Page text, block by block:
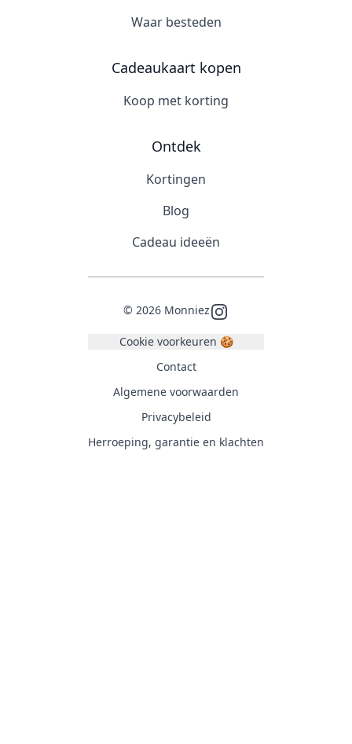
Waar besteden
Cadeaukaart kopen
Koop met korting
Ontdek
Kortingen
Blog
Cadeau ideeën
© 2026 MonniezInstagram
Cookie voorkeuren 🍪
Contact
Algemene voorwaarden
Privacybeleid
Herroeping, garantie en klachten